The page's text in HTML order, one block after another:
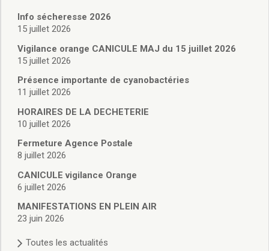
Vie associative
Police Municipale/règlementation
Services en ligne
Inscriptions sur les listes électorales
Plan Local d’Urbanisme intercommunal
Actes d’état civil
Budgets
Budget de Fonctionnement
Budget d’Investissement
Conseils municipaux
Règlement du conseil municipal
Déliberations 2026
Délibérations 2024
Info sécheresse 2026
15 juillet 2026
Vigilance orange CANICULE MAJ du 15 juillet 2026
15 juillet 2026
Présence importante de cyanobactéries
11 juillet 2026
HORAIRES DE LA DECHETERIE
10 juillet 2026
Fermeture Agence Postale
8 juillet 2026
CANICULE vigilance Orange
6 juillet 2026
MANIFESTATIONS EN PLEIN AIR
23 juin 2026
Toutes les actualités